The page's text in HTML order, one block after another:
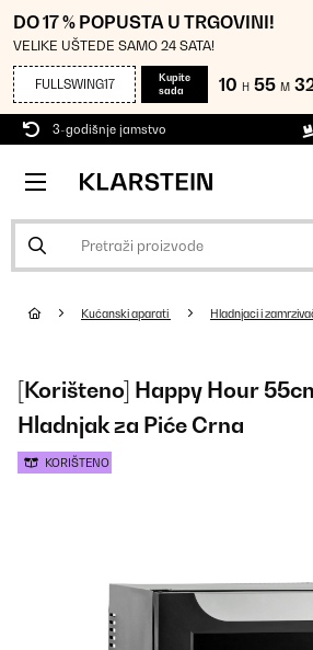
DO 17 % POPUSTA U TRGOVINI!
VELIKE UŠTEDE SAMO 24 SATA!
FULLSWING17
Kupite
sada
10 H 55 M
3-godišnje jamstvo
Kućanski aparati Hladnjaci i
[Korišteno] Happy Hour
Hladnjak za Piće Crna
KORIŠTENO